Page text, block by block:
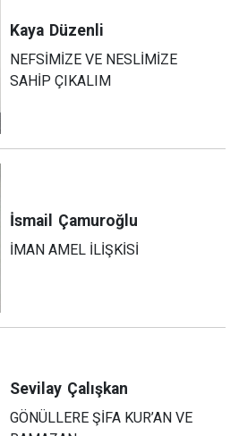
Kaya Düzenli
NEFSİMİZE VE NESLİMİZE
SAHİP ÇIKALIM
İsmail Çamuroğlu
İMAN AMEL İLİŞKİSİ
Sevilay Çalışkan
GÖNÜLLERE ŞİFA KUR’AN VE